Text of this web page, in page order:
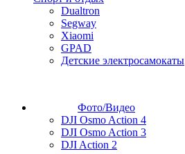
Dualtron
Segway
Xiaomi
GPAD
Детские электросамокаты
Фото/Видео
DJI Osmo Action 4
DJI Osmo Action 3
DJI Action 2